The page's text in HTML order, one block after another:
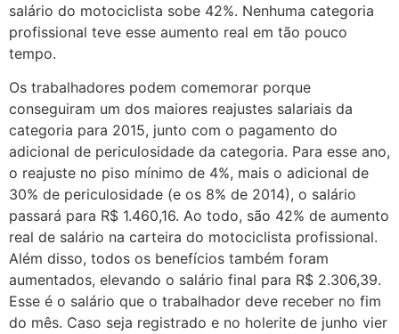
salário do motociclista sobe 42%. Nenhuma categoria
profissional teve esse aumento real em tão pouco
tempo.
Os trabalhadores podem comemorar porque
conseguiram um dos maiores reajustes salariais da
categoria para 2015, junto com o pagamento do
adicional de periculosidade da categoria. Para esse ano,
o reajuste no piso mínimo de 4%, mais o adicional de
30% de periculosidade (e os 8% de 2014), o salário
passará para R$ 1.460,16. Ao todo, são 42% de aumento
real de salário na carteira do motociclista profissional.
Além disso, todos os benefícios também foram
aumentados, elevando o salário final para R$ 2.306,39.
Esse é o salário que o trabalhador deve receber no fim
do mês. Caso seja registrado e no holerite de junho vier